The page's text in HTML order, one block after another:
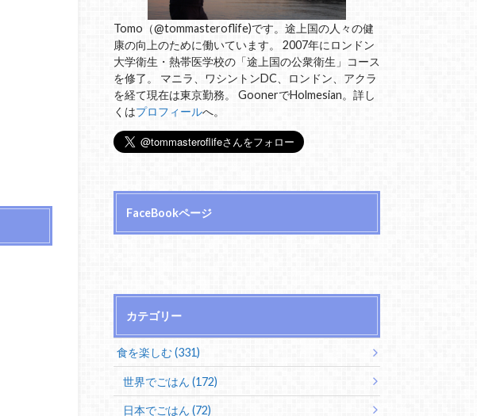
Tomo（@tommasteroflife)です。途上国の人々の健
康の向上のために働いています。 2007年にロンドン
大学衛生・熱帯医学校の「途上国の公衆衛生」コース
を修了。 マニラ、ワシントンDC、ロンドン、アクラ
を経て現在は東京勤務。 GoonerでHolmesian。詳し
くはプロフィールへ。
FaceBookページ
カテゴリー
食を楽しむ (331)
世界でごはん (172)
日本でごはん (72)